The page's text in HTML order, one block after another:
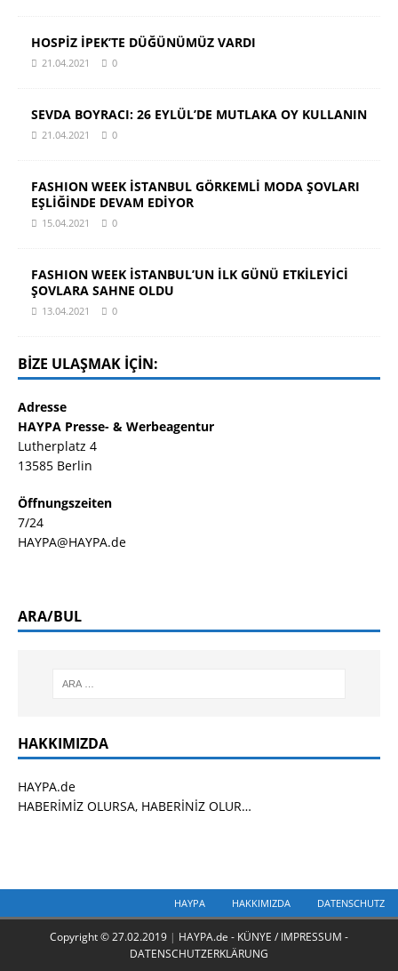
HOSPİZ İPEK’TE DÜĞÜNÜMÜZ VARDI
21.04.2021 0
SEVDA BOYRACI: 26 EYLÜL’DE MUTLAKA OY KULLANIN
21.04.2021 0
FASHION WEEK İSTANBUL GÖRKEMLİ MODA ŞOVLARI
EŞLİĞİNDE DEVAM EDİYOR
15.04.2021 0
FASHION WEEK İSTANBUL’UN İLK GÜNÜ ETKİLEYİCİ
ŞOVLARA SAHNE OLDU
13.04.2021 0
BIZE ULAŞMAK IÇIN:
Adresse
HAYPA Presse- & Werbeagentur
Lutherplatz 4
13585 Berlin
Öffnungszeiten
7/24
HAYPA@HAYPA.de
ARA/BUL
HAKKIMIZDA
HAYPA.de
HABERİMİZ OLURSA, HABERİNİZ OLUR…
HAYPA HAKKIMIZDA DATENSCHUTZ
Copyright © 27.02.2019 | HAYPA.de - KÜNYE / IMPRESSUM -
DATENSCHUTZERKLÄRUNG